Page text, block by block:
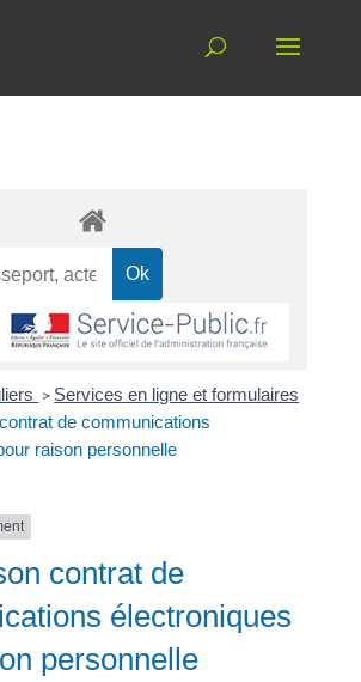
> Services en ligne et formulaires
de communications
raison personnelle
contrat de
électroniques
personnelle